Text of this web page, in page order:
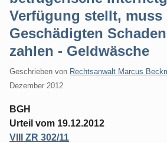
Verfügung stellt, muss
Geschädigten
zahlen - Geldwäsche
Geschrieben von Rechtsanwalt Marcus
Dezember 2012
BGH
Urteil vom 19.12.2012
VIII ZR 302/11